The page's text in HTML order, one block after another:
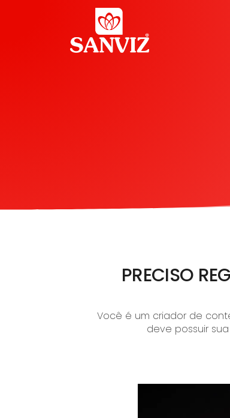
PRECISO
Você é um criador de
deve possuir